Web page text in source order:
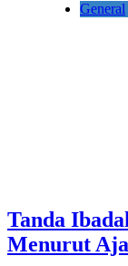
General
Tanda
Menurut